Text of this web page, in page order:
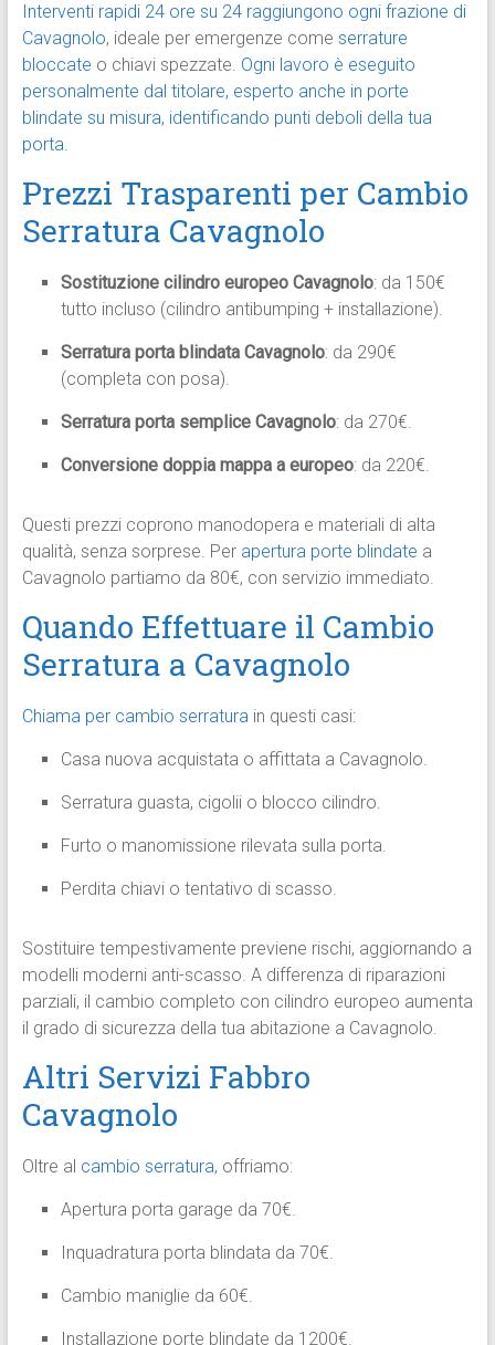
Interventi rapidi 24 ore su 24 raggiungono ogni frazione di
Cavagnolo, ideale per emergenze come serrature
bloccate o chiavi spezzate. Ogni lavoro è eseguito
personalmente dal titolare, esperto anche in porte
blindate su misura, identificando punti deboli della tua
porta.
Prezzi Trasparenti per Cambio
Serratura Cavagnolo
Sostituzione cilindro europeo Cavagnolo: da 150€
tutto incluso (cilindro antibumping + installazione).
Serratura porta blindata Cavagnolo: da 290€
(completa con posa).
Serratura porta semplice Cavagnolo: da 270€.
Conversione doppia mappa a europeo: da 220€.
Questi prezzi coprono manodopera e materiali di alta
qualità, senza sorprese. Per apertura porte blindate a
Cavagnolo partiamo da 80€, con servizio immediato.
Quando Effettuare il Cambio
Serratura a Cavagnolo
Chiama per cambio serraturain questi casi:
Casa nuova acquistata o affittata a Cavagnolo.
Serratura guasta, cigolii o blocco cilindro.
Furto o manomissione rilevata sulla porta.
Perdita chiavi o tentativo di scasso.
Sostituire tempestivamente previene rischi, aggiornando a
modelli moderni anti-scasso. A differenza di riparazioni
parziali, il cambio completo con cilindro europeo aumenta
il grado di sicurezza della tua abitazione a Cavagnolo.
Altri Servizi Fabbro
Cavagnolo
Oltre al cambio serratura, offriamo:
Apertura porta garage da 70€.
Inquadratura porta blindata da 70€.
Cambio maniglie da 60€.
Installazione porte blindate da 1200€.